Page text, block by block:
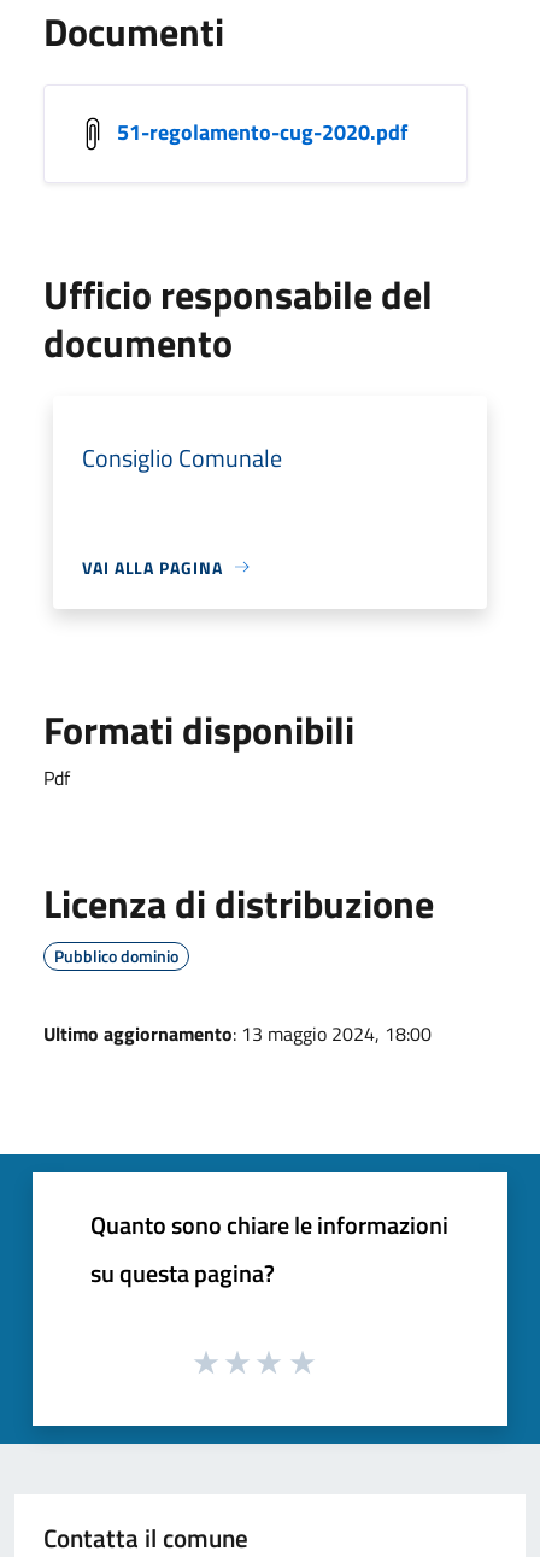
Documenti
51-regolamento-cug-2020.pdf
Ufficio responsabile del
documento
Consiglio Comunale
VAI ALLA PAGINA
Formati disponibili
Pdf
Licenza di distribuzione
Pubblico dominio
Ultimo aggiornamento: 13 maggio 2024, 18:00
Quanto sono chiare le informazioni
su questa pagina?
Contatta il comune